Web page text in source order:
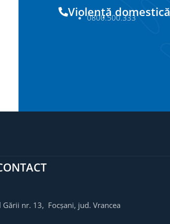
Violență domestică
0800.500.333
Gării nr. 13, Focșani, jud. Vrancea